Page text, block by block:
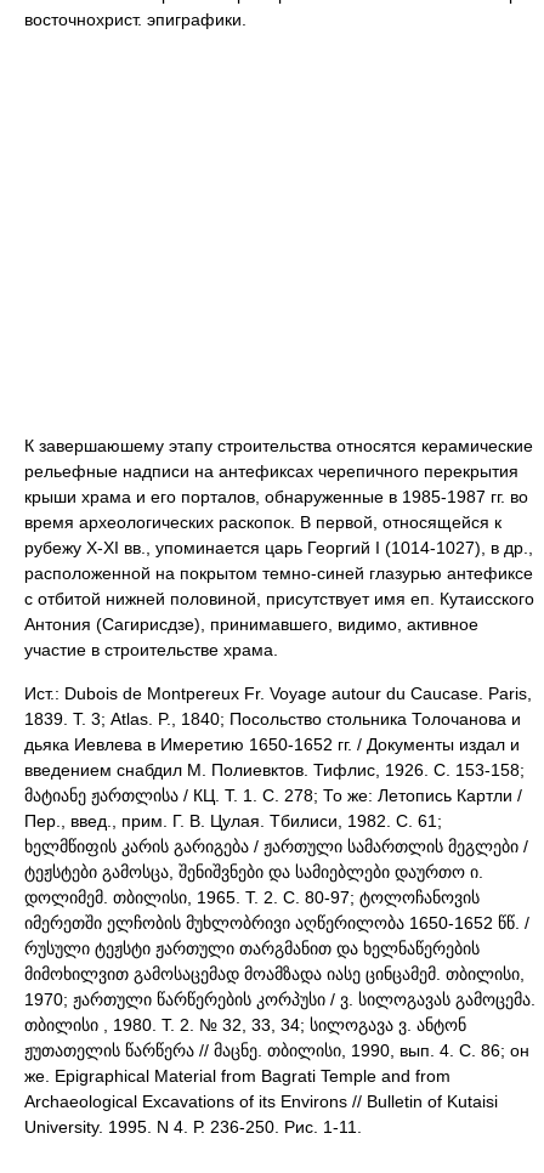
восточнохрист. эпиграфики.
К завершаюшему этапу строительства относятся керамические
рельефные надписи на антефиксах черепичного перекрытия
крыши храма и его порталов, обнаруженные в 1985-1987 гг. во
время археологических раскопок. В первой, относящейся к
рубежу X-XI вв., упоминается царь Георгий I (1014-1027), в др.,
расположенной на покрытом темно-синей глазурью антефиксе
с отбитой нижней половиной, присутствует имя еп. Кутаисского
Антония (Сагирисдзе), принимавшего, видимо, активное
участие в строительстве храма.
Ист.: Dubois de Montpereux Fr. Voyage autour du Caucase. Paris,
1839. Т. 3; Atlas. P., 1840; Посольство стольника Толочанова и
дьяка Иевлева в Имеретию 1650-1652 гг. / Документы издал и
введением снабдил М. Полиевктов. Тифлис, 1926. С. 153-158;
მატიანე ჟართლისა / КЦ. Т. 1. С. 278; То же: Летопись Картли /
Пер., введ., прим. Г. В. Цулая. Тбилиси, 1982. С. 61;
ხელმწიფის კარის გარიგება / ჟართული სამართლის მეგლები /
ტეჟსტები გამოსცა, შენიშვნები და სამიებლები დაურთო ი.
დოლიმემ. თბილისი, 1965. Т. 2. C. 80-97; ტოლოჩანოვის
იმერეთში ელჩობის მუხლობრივი აღწერილობა 1650-1652 წწ. /
რუსული ტეჟსტი ჟართული თარგმანით და ხელნაწერების
მიმოხილვით გამოსაცემად მოამზადა იასე ცინცამემ. თბილისი,
1970; ჟართული წარწერების კორპუსი / ვ. სილოგავას გამოცემა.
თბილისი , 1980. Т. 2. № 32, 33, 34; სილოგავა ვ. ანტონ
ჟუთათელის წარწერა // მაცნე. თბილისი, 1990, вып. 4. С. 86; он
же. Epigraphical Material from Bagrati Temple and from
Archaeological Excavations of its Environs // Bulletin of Kutaisi
University. 1995. N 4. Р. 236-250. Рис. 1-11.